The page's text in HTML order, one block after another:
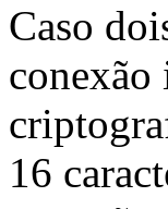
Caso
conexão
16